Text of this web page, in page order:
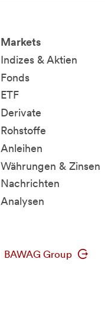
Markets
Indizes & Aktien
Fonds
ETF
Derivate
Rohstoffe
Anleihen
Währungen & Zinsen
Nachrichten
Analysen
BAWAG Group